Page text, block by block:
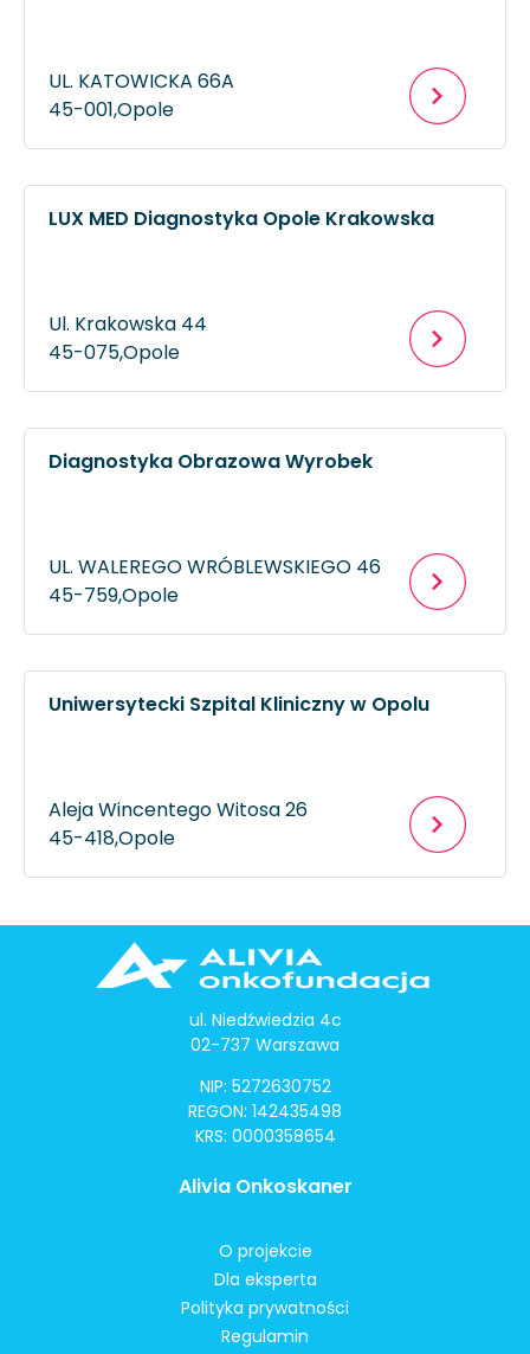
UL. KATOWICKA 66A
45-001,Opole
LUX MED Diagnostyka Opole Krakowska
Ul. Krakowska 44
45-075,Opole
Diagnostyka Obrazowa Wyrobek
UL. WALEREGO WRÓBLEWSKIEGO 46
45-759,Opole
Uniwersytecki Szpital Kliniczny w Opolu
Aleja Wincentego Witosa 26
45-418,Opole
ul. Niedźwiedzia 4c
02-737 Warszawa
NIP: 5272630752
REGON: 142435498
KRS: 0000358654
Alivia Onkoskaner
O projekcie
Dla eksperta
Polityka prywatności
Regulamin